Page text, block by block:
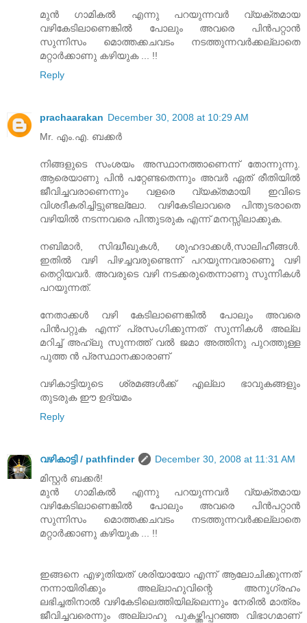
മുന്‍ ഗാമികല്‍ എന്നു പറയുന്നവര്‍ വ്യക്തമായ
വഴികേടിലാണെങ്കില്‍ പോലും അവരെ പിന്‍പറ്റാന്‍
സുന്നിസം മൊത്തക്കചവടം നടത്തുന്നവര്‍ക്കല്ലാതെ
മറ്റാര്‍ക്കാണു കഴിയുക ... !!
Reply
prachaarakan December 30, 2008 at 10:29 AM
Mr. എം.എ. ബക്കര്‍
നിങ്ങളുടെ സംശയം അസ്ഥാനത്താണെന്ന് തോന്നുന്നു.
ആരെയാണു പിന്‍ പറ്റേണ്ടതെന്നും അവര്‍ ഏത്‌ രീതിയില്‍
ജീവിച്ചവരാണെന്നും വളരെ വ്യക്തമായി ഇവിടെ
വിശദീകരിച്ചിട്ടുണ്ടല്ലോ. വഴികേടിലാവരെ പിന്തുടരാതെ
വഴിയില്‍ നടന്നവരെ പിന്തുടരുക എന്ന് മനസ്സിലാക്കുക.
നബിമാര്‍, സിദ്ധീഖുകള്‍, ശുഹദാക്കള്‍,സാലിഹീങ്ങള്‍.
ഇതില്‍ വഴി പിഴച്ചവരുണ്ടെന്ന് പറയുന്നവരാണെൂ വഴി
തെറ്റിയവര്‍. അവരുടെ വഴി നടക്കരുതെന്നാണു സുന്നികള്‍
പറയുന്നത്‌.
നേതാക്കള്‍ വഴി കേടിലാണെങ്കില്‍ പോലും അവരെ
പിന്‍പറ്റുക എന്ന് പ്രസംഗിക്കുന്നത്‌ സുന്നികള്‍ അല്ല
മറിച്ച്‌ അഹ്‌ലു സുന്നത്ത്‌ വല്‍ ജമാ അത്തിനു പുറത്തുള്ള
പുത്ത ന്‍ പ്രസ്ഥാനക്കാരാണ്
വഴികാട്ടിയുടെ ശ്രമങ്ങള്‍ക്ക്‌ എല്ലാ ഭാവുകങ്ങളും
തുടരുക ഈ ഉദ്യമം
Reply
വഴികാട്ടി / pathfinder
December 30, 2008 at 11:31 AM
മിസ്റ്റർ ബക്കർ!
മുന്‍ ഗാമികല്‍ എന്നു പറയുന്നവര്‍ വ്യക്തമായ
വഴികേടിലാണെങ്കില്‍ പോലും അവരെ പിന്‍പറ്റാന്‍
സുന്നിസം മൊത്തക്കചവടം നടത്തുന്നവര്‍ക്കല്ലാതെ
മറ്റാര്‍ക്കാണു കഴിയുക ... !!
ഇങ്ങനെ എഴുതിയത്‌ ശരിയായോ എന്ന് ആലോചിക്കുന്നത്‌
നന്നായിരിക്കും അല്ലാഹുവിന്റെ അനുഗ്രഹം
ലഭിച്ചതിനാൽ വഴികേടിലെത്തിയില്ലെന്നും നേരിൽ മാത്രം
ജീവിച്ചവരെന്നും അല്ലാഹു പുകഴ്ത്തിപ്പറഞ്ഞ വിഭാഗമാണ്‌